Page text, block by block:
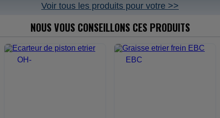
Voir tous les produits pour votre >>
NOUS VOUS CONSEILLONS CES PRODUITS